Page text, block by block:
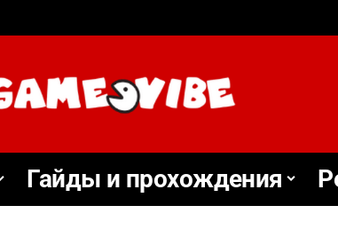
Гайды и прохождения